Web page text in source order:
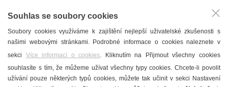
T. G. Masaryk
Mandloně
Ubytování
Restaurace
Městské muzeum a galerie
Souhlas se soubory cookies
Soubory cookies využíváme k zajištění nejlepší uživatelské zkušenosti s
našimi webovými stránkami. Podrobné informace o cookies naleznete v
sekci Více informací o cookies. Kliknutím na Přijmout všechny cookies
souhlasíte s tím, že můžeme užívat všechny typy cookies. Chcete-li povolit
užívání pouze některých typů cookies, můžete tak učinit v sekci Nastavení